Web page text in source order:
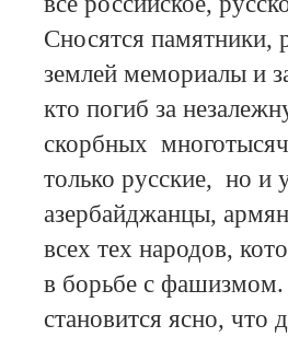
Сносятся памятники,
землей мемориалы и
кто погиб за
скорбных
только русские, но и
азербайджанцы,
всех тех народов,
в борьбе с
становится ясно, что